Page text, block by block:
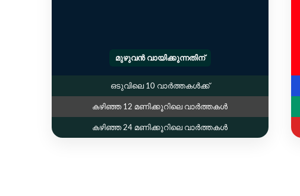
മുഴുവൻ വായിക്കുന്നതിന്
ഒടുവിലെ 10 വാർത്തകൾക്ക്
കഴിഞ്ഞ 12 മണിക്കൂറിലെ വാർത്തകൾ
കഴിഞ്ഞ 24 മണിക്കൂറിലെ വാർത്തകൾ